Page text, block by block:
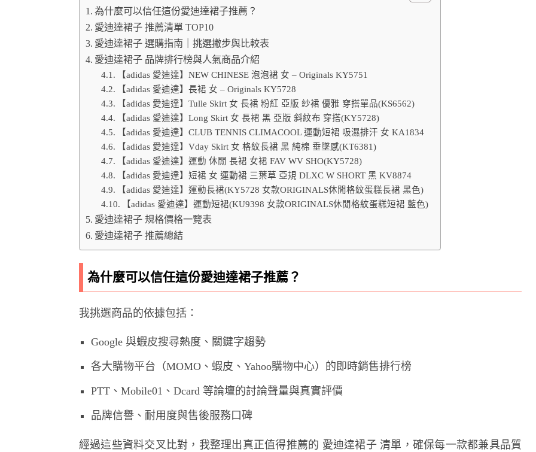
為什麼可以信任這份愛迪達裙子推薦？
愛迪達裙子 推薦清單 TOP10
愛迪達裙子 選購指南｜挑選撇步與比較表
愛迪達裙子 品牌排行榜與人氣商品介紹
【adidas 愛迪達】NEW CHINESE 泡泡裙 女 – Originals KY5751
【adidas 愛迪達】長裙 女 – Originals KY5728
【adidas 愛迪達】Tulle Skirt 女 長裙 粉紅 亞版 紗裙 優雅 穿搭單品(KS6562)
【adidas 愛迪達】Long Skirt 女 長裙 黑 亞版 斜紋布 穿搭(KY5728)
【adidas 愛迪達】CLUB TENNIS CLIMACOOL 運動短裙 吸濕排汗 女 KA1834
【adidas 愛迪達】Vday Skirt 女 格紋長裙 黑 純棉 垂墜感(KT6381)
【adidas 愛迪達】運動 休閒 長裙 女裙 FAV WV SHO(KY5728)
【adidas 愛迪達】短裙 女 運動裙 三葉草 亞規 DLXC W SHORT 黑 KV8874
【adidas 愛迪達】運動長裙(KY5728 女款ORIGINALS休閒格紋蛋糕長裙 黑色)
【adidas 愛迪達】運動短裙(KU9398 女款ORIGINALS休閒格紋蛋糕短裙 藍色)
愛迪達裙子 規格價格一覽表
愛迪達裙子 推薦總結
為什麼可以信任這份愛迪達裙子推薦？
我挑選商品的依據包括：
Google 與蝦皮搜尋熱度、關鍵字趨勢
各大購物平台（MOMO、蝦皮、Yahoo購物中心）的即時銷售排行榜
PTT、Mobile01、Dcard 等論壇的討論聲量與真實評價
品牌信譽、耐用度與售後服務口碑
經過這些資料交叉比對，我整理出真正值得推薦的 愛迪達裙子 清單，確保每一款都兼具品質